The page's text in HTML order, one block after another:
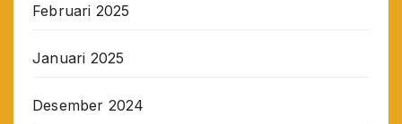
Februari 2025
Januari 2025
Desember 2024